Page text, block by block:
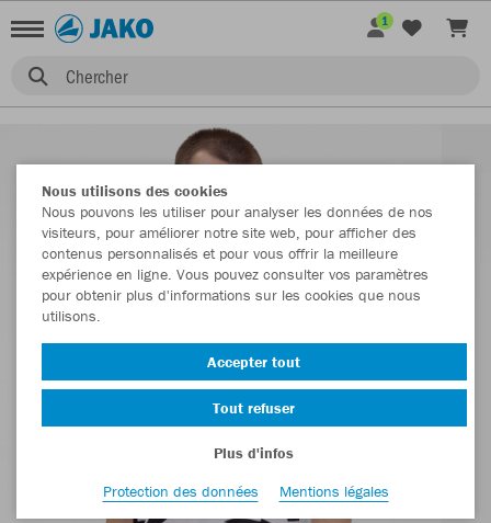
Chercher
1
Nous utilisons des cookies
Nous pouvons les utiliser pour analyser les données de nos
visiteurs, pour améliorer notre site web, pour afficher des
contenus personnalisés et pour vous offrir la meilleure
expérience en ligne. Vous pouvez consulter vos paramètres
pour obtenir plus d'informations sur les cookies que nous
utilisons.
Accepter tout
Tout refuser
Plus d'infos
Protection des données
Mentions légales